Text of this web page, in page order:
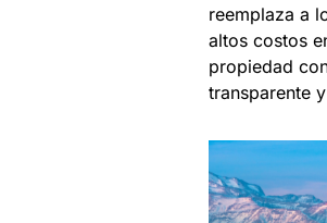
reemplaza a
altos costos
propiedad
transparente